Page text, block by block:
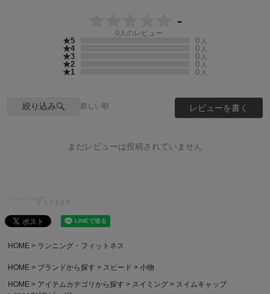
-
0 人のレビュー
★5 0 人
★4 0 人
★3 0 人
★2 0 人
★1 0 人
絞り込み 新しい順 レビューを書く
まだレビューは投稿されていません
HOME ランニング・フィットネス
HOME ブランドから探す スピード
小物
HOME
アイテムカテゴリから探す スイミング
スイムキャップ